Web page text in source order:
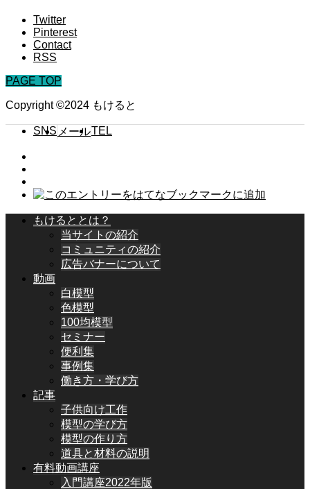
Twitter
Pinterest
Contact
RSS
PAGE TOP
Copyright ©2024 もけると
SNS メールTEL
もけるととは？
当サイトの紹介
コミュニティの紹介
広告バナーについて
動画
白模型
色模型
100均模型
セミナー
便利集
事例集
働き方・学び方
記事
子供向け工作
模型の学び方
模型の作り方
道具と材料の説明
有料動画講座
入門講座2022年版